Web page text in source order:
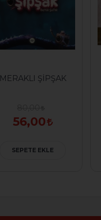
MERAKLI ŞİPŞAK
56,00
SEPETE EKLE